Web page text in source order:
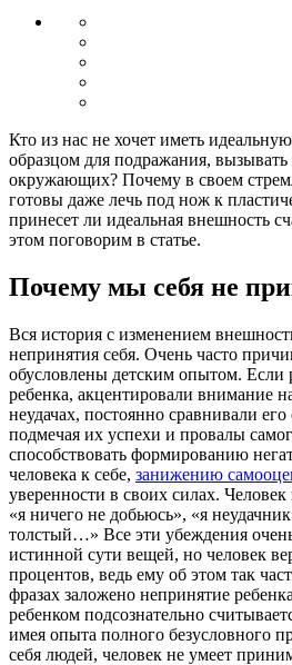
Кто из нас не хочет иметь
образцом для подражания,
окружающих? Почему в своем
готовы даже лечь под нож к
принесет ли идеальная внешность
этом поговорим в статье.
Почему мы себя не
Вся история с изменением
непринятия себя. Очень часто
обусловлены детским опытом. Если
ребенка, акцентировали внимание
неудачах, постоянно сравнивали
подмечая их успехи и провалы
способствовать формированию
человека к себе, занижению
уверенности в своих силах. Человек
«я ничего не добьюсь», «я
толстый…» Все эти убеждения
истинной сути вещей, но человек
процентов, ведь ему об этом так
фразах заложено непринятие
ребенком подсознательно
имея опыта полного безусловного
себя людей, человек не умеет